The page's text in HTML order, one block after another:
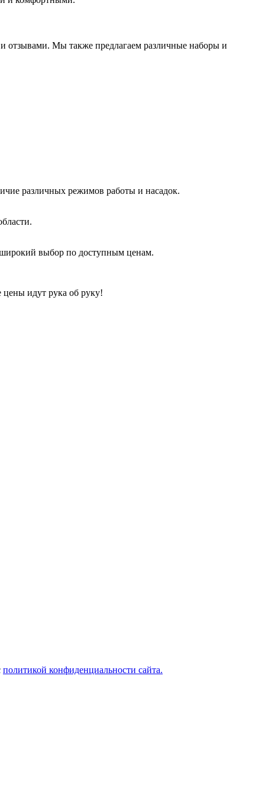
и отзывами. Мы также предлагаем различные наборы и
различных режимов работы и насадок.
широкий выбор по доступным ценам.
идут рука об руку!
политикой конфиденциальности сайта.